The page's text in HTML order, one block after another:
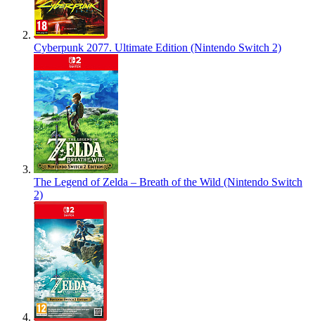
Cyberpunk 2077. Ultimate Edition (Nintendo Switch 2)
The Legend of Zelda – Breath of the Wild (Nintendo Switch
2)